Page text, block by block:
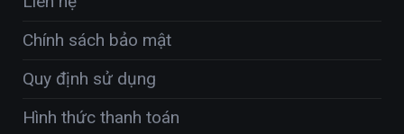
Chính sách bảo mật
Quy định sử dụng
Hình thức thanh toán